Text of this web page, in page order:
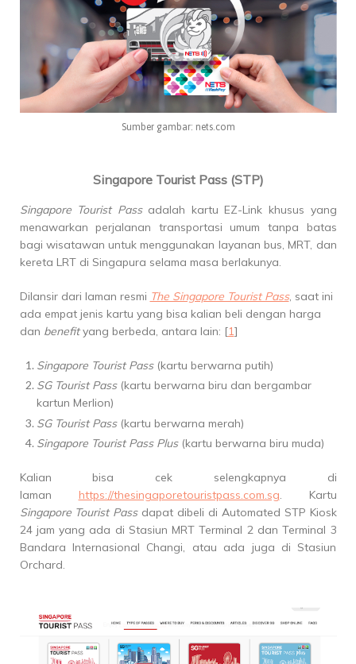
Sumber gambar: nets.com
Singapore Tourist Pass (STP)
Singapore Tourist Passadalah kartu EZ-Link khusus yang
menawarkan perjalanan transportasi umum tanpa batas
bagi wisatawan untuk menggunakan layanan bus, MRT, dan
kereta LRT di Singapura selama masa berlakunya.
Dilansir dari laman resmi The Singapore Tourist Pass, saat ini
ada empat jenis kartu yang bisa kalian beli dengan harga
dan benefityang berbeda, antara lain: [1]
Singapore Tourist Pass(kartu berwarna putih)
SG Tourist Pass(kartu berwarna biru dan bergambar
kartun Merlion)
SG Tourist Pass(kartu berwarna merah)
Singapore Tourist Pass Plus(kartu berwarna biru muda)
Kalian bisa cek selengkapnya di
laman https://thesingaporetouristpass.com.sg. Kartu
Singapore Tourist Passdapat dibeli di Automated STP Kiosk
24 jam yang ada di Stasiun MRT Terminal 2 dan Terminal 3
Bandara Internasional Changi, atau ada juga di Stasiun
Orchard.